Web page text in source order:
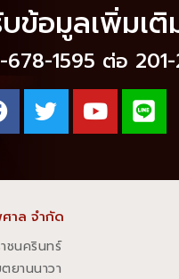
ข้อมูลเพิ่มเติ
678-1595 ต่อ 201-
าล จำกัด
ชนครินทร์
ยานนาวา